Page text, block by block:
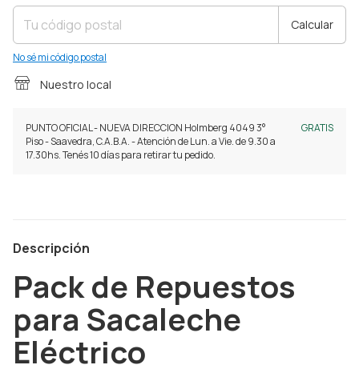
Calcular
No sé mi código postal
Nuestro local
PUNTO OFICIAL - NUEVA DIRECCION Holmberg 4049 3°
Piso - Saavedra, C.A.B.A. - Atención de Lun. a Vie. de 9.30 a
17.30hs. Tenés 10 días para retirar tu pedido.
GRATIS
Descripción
Pack de Repuestos
para Sacaleche
Eléctrico